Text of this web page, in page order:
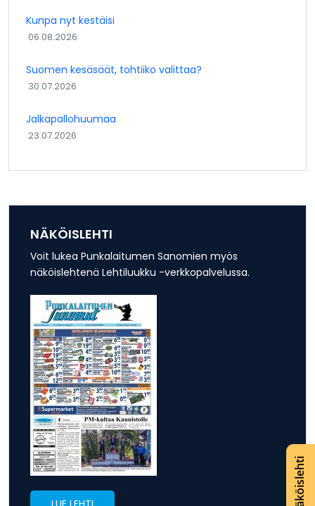
Kunpa nyt kestäisi
06.08.2026
Suomen kesäsäät, tohtiiko valittaa?
30.07.2026
Jalkapallohuumaa
23.07.2026
NÄKÖISLEHTI
Voit lukea Punkalaitumen Sanomien myös
näköislehtenä Lehtiluukku -verkkopalvelussa.